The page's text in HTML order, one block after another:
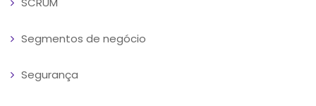
Segmentos de negócio
Segurança